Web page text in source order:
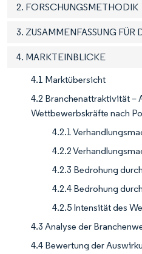
2. FORSCHUNGSMETHODIK
3. ZUSAMMENFASSUNG FÜR
4. MARKTEINBLICKE
4.1 Marktübersicht
4.2 Branchenattraktivität –
Wettbewerbskräfte nach
4.2.1
4.2.2
4.2.3 Bedrohung
4.2.4 Bedrohung
4.2.5 Intensität des
4.3 Analyse der
4.4 Bewertung der